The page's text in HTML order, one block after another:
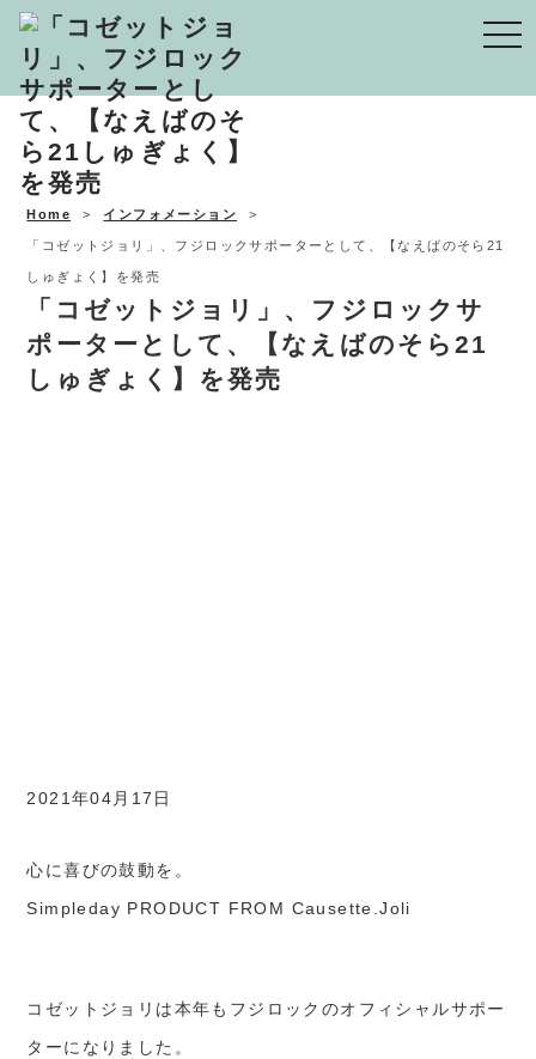
Home インフォメーション
「コゼットジョリ」、​フジロックサポーターとして、【なえばのそら21
しゅぎょく】を発売
「コゼットジョリ」、​フジロックサ
ポーターとして、【なえばのそら21
しゅぎょく】を発売
2021年04月17日
心に喜びの鼓動を。
Simpleday PRODUCT FROM Causette.Joli
コゼットジョリは本年もフジロックのオフィシャルサポー
ターになりました。